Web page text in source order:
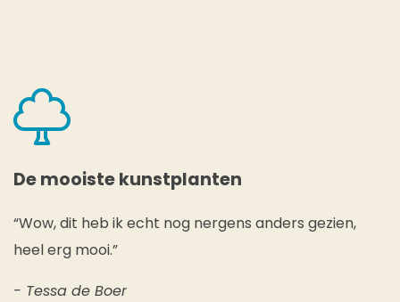
De mooiste kunstplanten
“Wow, dit heb ik echt nog nergens anders gezien,
heel erg mooi.”
- Tessa de Boer